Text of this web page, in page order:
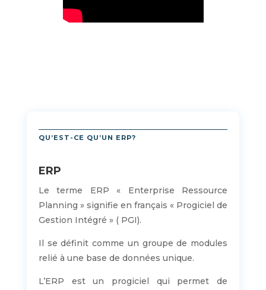
QU’EST-CE QU’UN ERP?
ERP
Le terme ERP « Enterprise Ressource
Planning » signifie en français « Progiciel de
Gestion Intégré » ( PGI).
Il se définit comme un groupe de modules
relié à une base de données unique.
L’ERP est un progiciel qui permet de